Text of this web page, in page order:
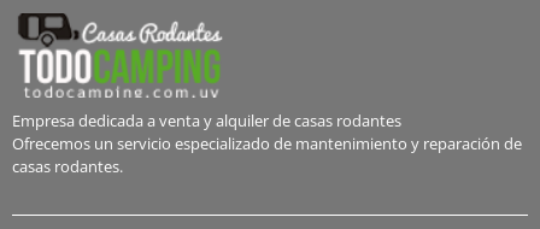
Empresa dedicada a venta y alquiler de casas rodantes
Ofrecemos un servicio especializado de mantenimiento y reparación de
casas rodantes.